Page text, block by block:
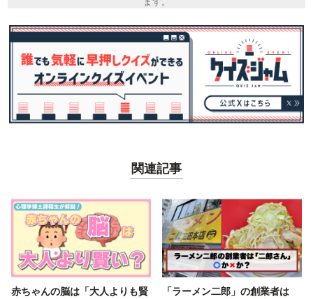
関連記事
赤ちゃんの脳は「大人よりも賢
「ラーメン二郎」の創業者は